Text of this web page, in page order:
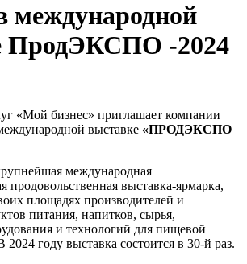
международной
ПродЭКСПО -2024
«Мой бизнес» приглашает компании
выставке «ПРОДЭКСПО
международная
продовольственная выставка-ярмарка,
площадях производителей и
питания, напитков, сырья,
и технологий для пищевой
году выставка состоится в 30-й раз.